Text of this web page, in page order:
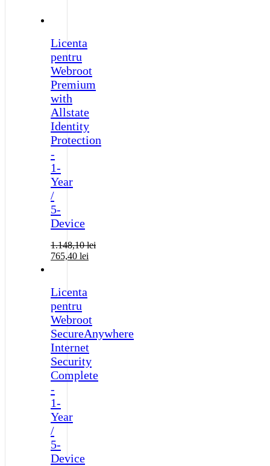
Licenta
pentru
Webroot
Premium
with
Allstate
Identity
Protection
-
1-
Year
/
5-
Device
1.148,10lei
765,40 lei
Licenta
pentru
Webroot
SecureAnywhere
Internet
Security
Complete
-
1-
Year
/
5-
Device